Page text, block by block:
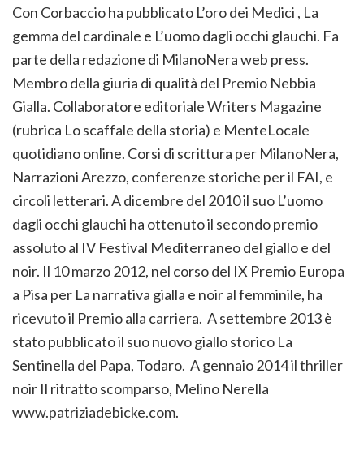
Con Corbaccio ha pubblicato L’oro dei Medici , La
gemma del cardinale e L’uomo dagli occhi glauchi. Fa
parte della redazione di MilanoNera web press.
Membro della giuria di qualità del Premio Nebbia
Gialla. Collaboratore editoriale Writers Magazine
(rubrica Lo scaffale della storia) e MenteLocale
quotidiano online. Corsi di scrittura per MilanoNera,
Narrazioni Arezzo, conferenze storiche per il FAI, e
circoli letterari. A dicembre del 2010 il suo L’uomo
dagli occhi glauchi ha ottenuto il secondo premio
assoluto al IV Festival Mediterraneo del giallo e del
noir. Il 10 marzo 2012, nel corso del IX Premio Europa
a Pisa per La narrativa gialla e noir al femminile, ha
ricevuto il Premio alla carriera. A settembre 2013 è
stato pubblicato il suo nuovo giallo storico La
Sentinella del Papa, Todaro. A gennaio 2014 il thriller
noir Il ritratto scomparso, Melino Nerella
www.patriziadebicke.com.